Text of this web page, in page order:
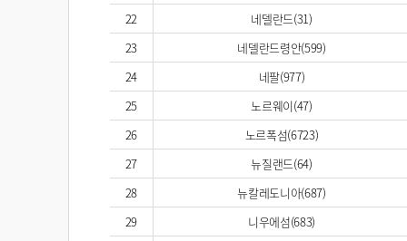
22
네델란드(31)
23
네델란드령안(599)
24
네팔(977)
25
노르웨이(47)
26
노르폭섬(6723)
27
뉴질랜드(64)
28
뉴칼레도니아(687)
29
니우에섬(683)